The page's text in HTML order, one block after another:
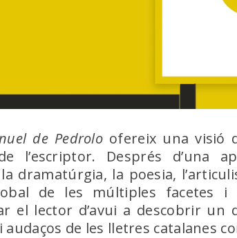
de Pedrolo ofereix una visió
l’escriptor. Després d’una
dramatúrgia, la poesia,
de les múltiples facetes i
el lector d’avui a descobrir un
de les lletres catalanes